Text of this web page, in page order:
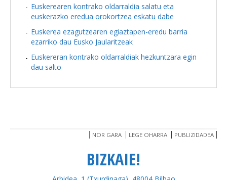
Euskerearen kontrako oldarraldia salatu eta
euskerazko eredua orokortzea eskatu dabe
Euskerea ezagutzearen egiaztapen-eredu barria
ezarriko dau Eusko Jaularitzeak
Euskereran kontrako oldarraldiak hezkuntzara egin
dau salto
NOR GARA LEGE OHARRA PUBLIZIDADEA
BIZKAIE!